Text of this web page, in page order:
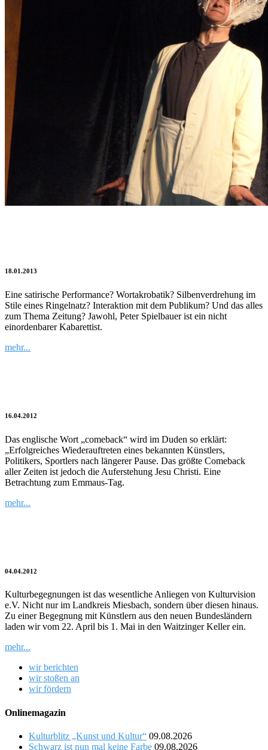
18.01.2013
Eine satirische Performance? Wortakrobatik? Silbenverdrehung im
Stile eines Ringelnatz? Interaktion mit dem Publikum? Und das alles
zum Thema Zeitung? Jawohl, Peter Spielbauer ist ein nicht
einordenbarer Kabarettist.
mehr...
16.04.2012
Das englische Wort „comeback“ wird im Duden so erklärt:
„Erfolgreiches Wiederauftreten eines bekannten Künstlers,
Politikers, Sportlers nach längerer Pause. Das größte Comeback
aller Zeiten ist jedoch die Auferstehung Jesu Christi. Eine
Betrachtung zum Emmaus-Tag.
mehr...
04.04.2012
Kulturbegegnungen ist das wesentliche Anliegen von Kulturvision
e.V. Nicht nur im Landkreis Miesbach, sondern über diesen hinaus.
Zu einer Begegnung mit Künstlern aus den neuen Bundesländern
laden wir vom 22. April bis 1. Mai in den Waitzinger Keller ein.
mehr...
wir berichten
wir stoßen an
wir fördern
Onlinemagazin
Kulturblitz „Kunst und Kultur“ 09.08.2026
Schwarz ist nun mal keine Farbe 09.08.2026